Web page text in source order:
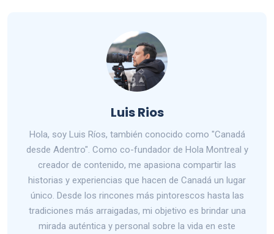
Luis Rios
Hola, soy Luis Ríos, también conocido como "Canadá
desde Adentro". Como co-fundador de Hola Montreal y
creador de contenido, me apasiona compartir las
historias y experiencias que hacen de Canadá un lugar
único. Desde los rincones más pintorescos hasta las
tradiciones más arraigadas, mi objetivo es brindar una
mirada auténtica y personal sobre la vida en este